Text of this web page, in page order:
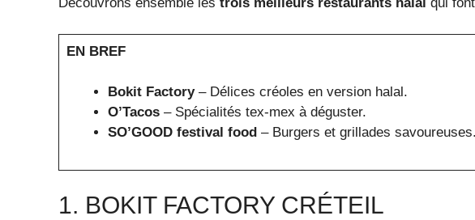
EN BREF
Bokit Factory– Délices créoles en version halal.
O’Tacos– Spécialités tex-mex à déguster.
SO’GOOD festival food– Burgers et grillades savoureuses.
1. BOKIT FACTORY CRÉTEIL